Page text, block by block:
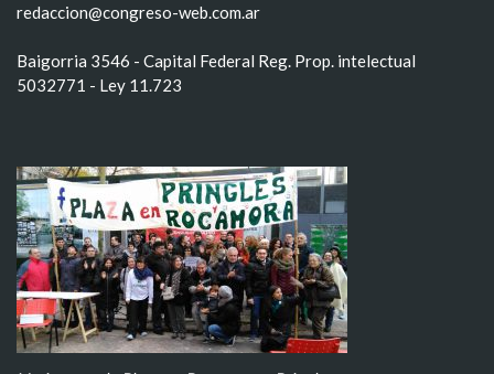
redaccion@congreso-web.com.ar
Baigorria 3546 - Capital Federal Reg. Prop. intelectual
5032771 - Ley 11.723